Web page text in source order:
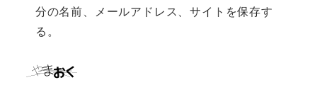
分の名前、メールアドレス、サイトを保存す
る。